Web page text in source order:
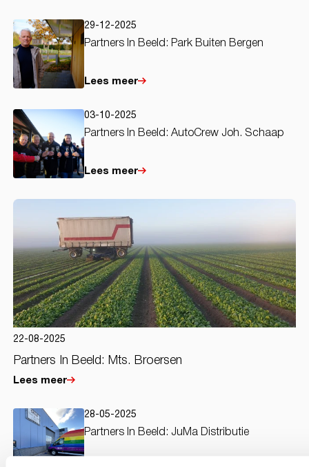
29-12-2025
Partners In Beeld: Park Buiten Bergen
Lees meer
03-10-2025
Partners In Beeld: AutoCrew Joh. Schaap
Lees meer
22-08-2025
Partners In Beeld: Mts. Broersen
Lees meer
28-05-2025
Partners In Beeld: JuMa Distributie